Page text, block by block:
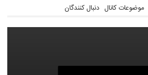
موضوعات کانال دنبال کنندگان